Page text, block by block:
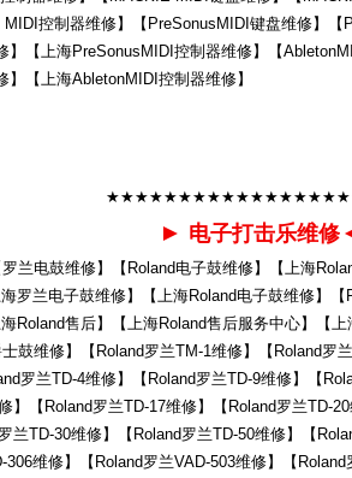
控制器维修】【PreSonusMIDI键盘维修】【
】【上海PreSonusMIDI控制器维修】【
【上海AbletonMIDI控制器维修】
► 电子打击乐维修
罗兰电鼓维修】【Roland电子鼓维修】【上海
罗兰电子鼓维修】【上海Roland电子鼓维修】
海Roland售后】【上海Roland售后服务中心】【
鼓维修】【Roland罗兰TM-1维修】【Roland罗
罗兰TD-4维修】【Roland罗兰TD-9维修】【
】【Roland罗兰TD-17维修】【Roland罗兰TD-
兰TD-30维修】【Roland罗兰TD-50维修】【
306维修】【Roland罗兰VAD-503维修】【